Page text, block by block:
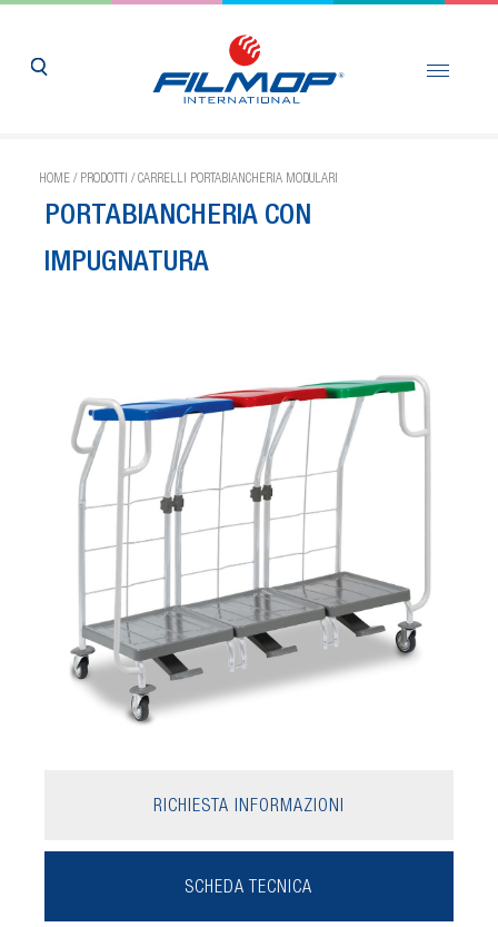
HOME / PRODOTTI / CARRELLI PORTABIANCHERIA MODULARI
PORTABIANCHERIA CON
IMPUGNATURA
RICHIESTA INFORMAZIONI
SCHEDA TECNICA